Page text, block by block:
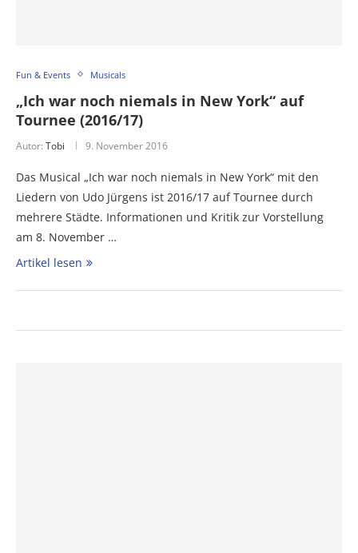
Fun & Events Musicals
„Ich war noch niemals in New York“ auf
Tournee (2016/17)
Autor: Tobi 9. November 2016
Das Musical „Ich war noch niemals in New York“ mit den
Liedern von Udo Jürgens ist 2016/17 auf Tournee durch
mehrere Städte. Informationen und Kritik zur Vorstellung
am 8. November …
Artikel lesen